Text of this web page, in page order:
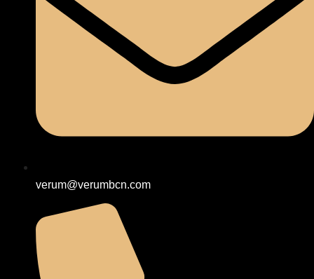
verum@verumbcn.com